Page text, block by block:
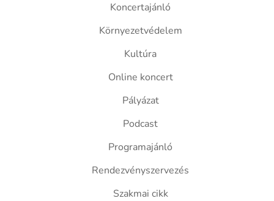
Koncertajánló
Környezetvédelem
Kultúra
Online koncert
Pályázat
Podcast
Programajánló
Rendezvényszervezés
Szakmai cikk